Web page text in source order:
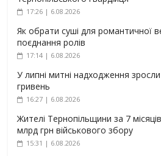
17:26 | 6.08.2026
Як обрати суші для романтичної
поєднання ролів
17:14 | 6.08.2026
У липні митні надходження
гривень
16:27 | 6.08.2026
Жителі Тернопільщини за 7
млрд грн військового збору
15:31 | 6.08.2026